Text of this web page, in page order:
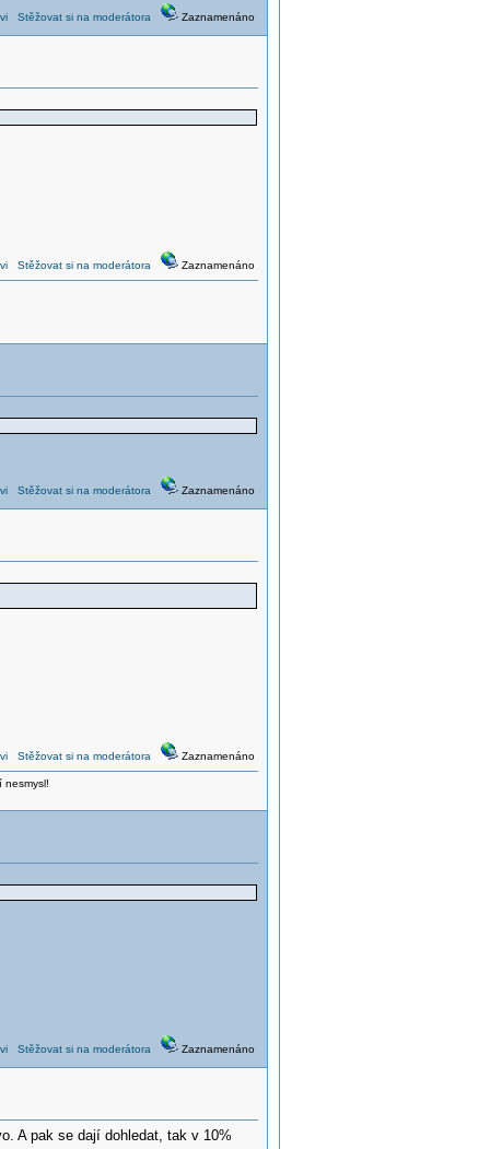
Stěžovat si na moderátora Zaznamenáno
Stěžovat si na moderátora Zaznamenáno
Stěžovat si na moderátora Zaznamenáno
Stěžovat si na moderátora Zaznamenáno
nesmysl!
Stěžovat si na moderátora Zaznamenáno
A pak se dají dohledat, tak v 10%